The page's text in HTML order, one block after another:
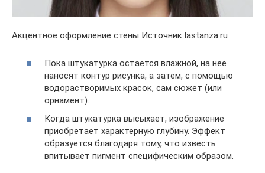
Акцентное оформление стены Источник lastanza.ru
Пока штукатурка остается влажной, на нее
наносят контур рисунка, а затем, с помощью
водорастворимых красок, сам сюжет (или
орнамент).
Когда штукатурка высыхает, изображение
приобретает характерную глубину. Эффект
образуется благодаря тому, что известь
впитывает пигмент специфическим образом.